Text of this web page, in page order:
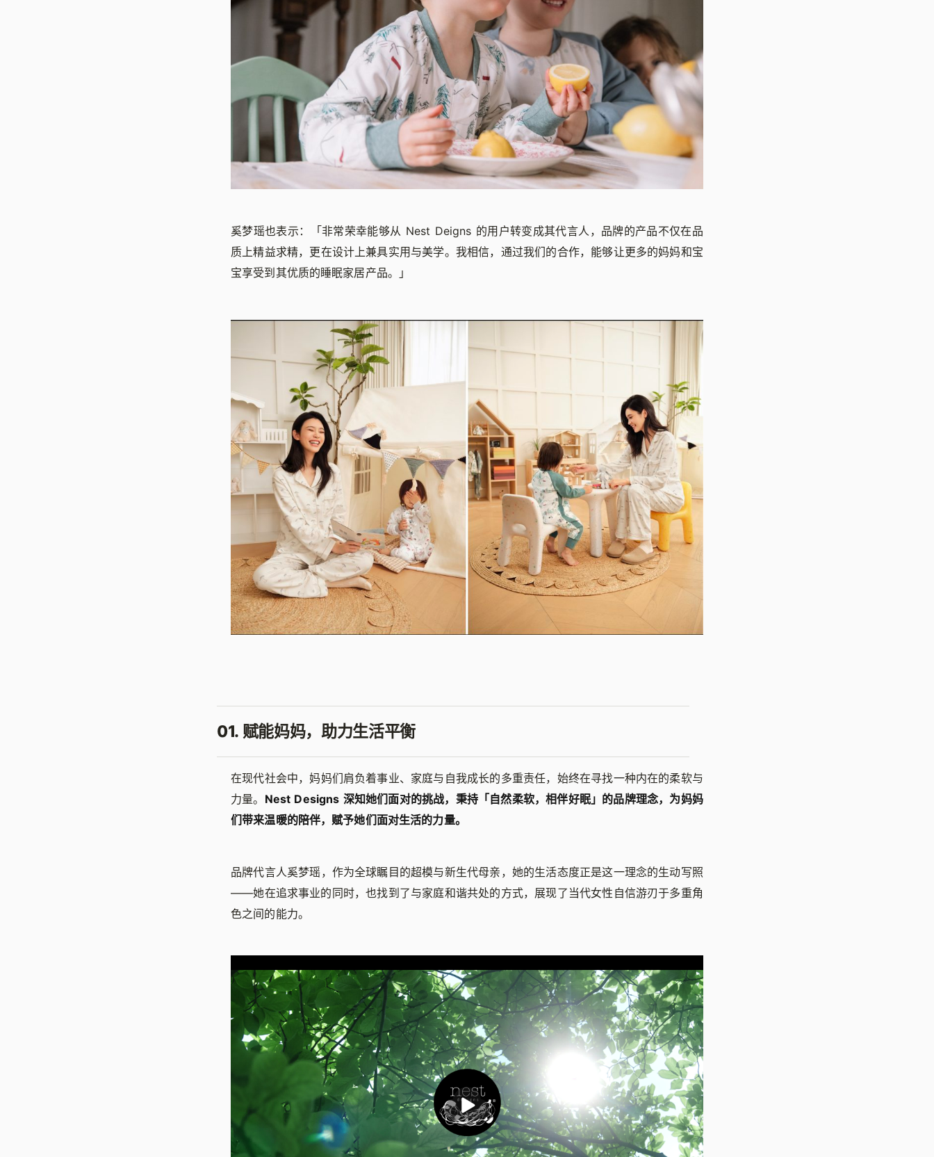
奚梦瑶也表示：「非常荣幸能够从 Nest Deigns 的用户转变成其代言人，品牌的产品不仅在品
质上精益求精，更在设计上兼具实用与美学。我相信，通过我们的合作，能够让更多的妈妈和宝
宝享受到其优质的睡眠家居产品。」
01. 赋能妈妈，助力生活平衡
在现代社会中，妈妈们肩负着事业、家庭与自我成长的多重责任，始终在寻找一种内在的柔软与
力量。 Nest Designs 深知她们面对的挑战，秉持「自然柔软，相伴好眠」的品牌理念，为妈妈
们带来温暖的陪伴，赋予她们面对生活的力量。
品牌代言人奚梦瑶，作为全球瞩目的超模与新生代母亲，她的生活态度正是这一理念的生动写照
——她在追求事业的同时，也找到了与家庭和谐共处的方式，展现了当代女性自信游刃于多重角
色之间的能力。